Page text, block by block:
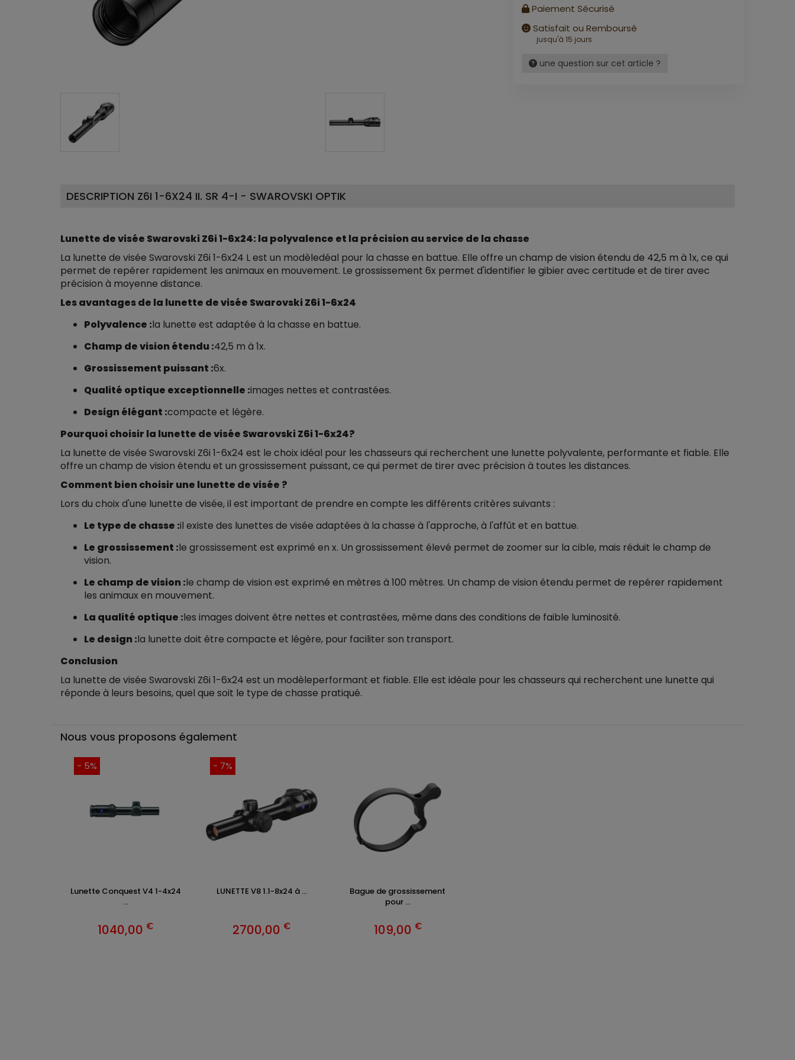
Paiement Sécurisé
Satisfait ou Remboursé
jusqu'à 15 jours
une question sur cet article ?
DESCRIPTION Z6I 1-6X24 II. SR 4-I - SWAROVSKI OPTIK
Lunette de visée Swarovski Z6i 1-6x24: la polyvalence et la précision au service de la chasse
La lunette de visée Swarovski Z6i 1-6x24 L est un modèledéal pour la chasse en battue. Elle offre un champ de vision étendu de 42,5 m à 1x, ce qui
permet de repérer rapidement les animaux en mouvement. Le grossissement 6x permet d'identifier le gibier avec certitude et de tirer avec
précision à moyenne distance.
Les avantages de la lunette de visée Swarovski Z6i 1-6x24
Polyvalence :la lunette est adaptée à la chasse en battue.
Champ de vision étendu :42,5 m à 1x.
Grossissement puissant :6x.
Qualité optique exceptionnelle :images nettes et contrastées.
Design élégant :compacte et légère.
Pourquoi choisir la lunette de visée Swarovski Z6i 1-6x24?
La lunette de visée Swarovski Z6i 1-6x24 est le choix idéal pour les chasseurs qui recherchent une lunette polyvalente, performante et fiable. Elle
offre un champ de vision étendu et un grossissement puissant, ce qui permet de tirer avec précision à toutes les distances.
Comment bien choisir une lunette de visée ?
Lors du choix d'une lunette de visée, il est important de prendre en compte les différents critères suivants :
Le type de chasse :il existe des lunettes de visée adaptées à la chasse à l'approche, à l'affût et en battue.
Le grossissement :le grossissement est exprimé en x. Un grossissement élevé permet de zoomer sur la cible, mais réduit le champ de
vision.
Le champ de vision :le champ de vision est exprimé en mètres à 100 mètres. Un champ de vision étendu permet de repérer rapidement
les animaux en mouvement.
La qualité optique :les images doivent être nettes et contrastées, même dans des conditions de faible luminosité.
Le design :la lunette doit être compacte et légère, pour faciliter son transport.
Conclusion
La lunette de visée Swarovski Z6i 1-6x24 est un modèleperformant et fiable. Elle est idéale pour les chasseurs qui recherchent une lunette qui
réponde à leurs besoins, quel que soit le type de chasse pratiqué.
Nous vous proposons également
- 5%
Lunette Conquest V4 1-4x24
...
1040,00 €
- 7%
LUNETTE V8 1.1-8x24 à ...
2700,00 €
Bague de grossissement
pour ...
109,00 €